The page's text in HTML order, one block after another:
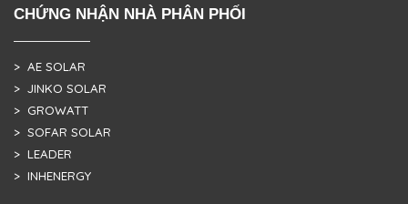
CHỨNG NHẬN NHÀ PHÂN PHỐI
> AE SOLAR
> JINKO SOLAR
> GROWATT
> SOFAR SOLAR
> LEADER
> INHENERGY